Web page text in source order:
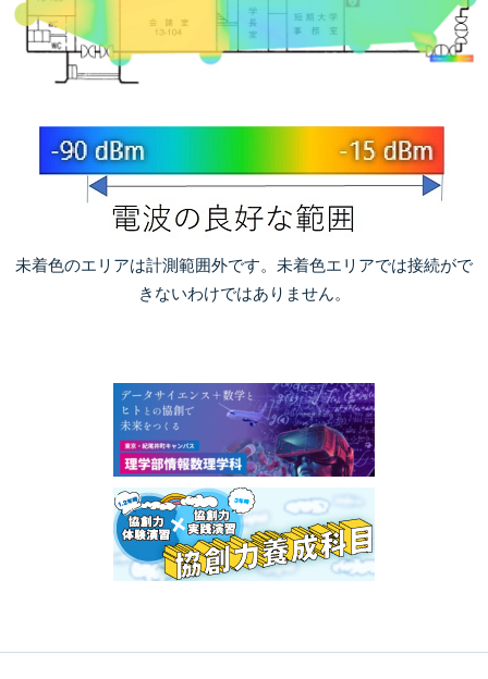
未着色のエリアは計測範囲外です。未着色エリアでは接続がで
きないわけではありません。